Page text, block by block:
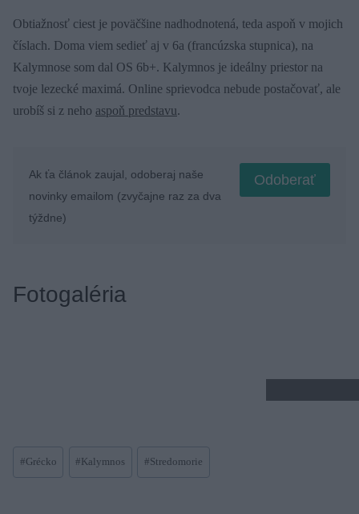
Obtiažnosť ciest je poväčšine nadhodnotená, teda aspoň v mojich
číslach. Doma viem sedieť aj v 6a (francúzska stupnica), na
Kalymnose som dal OS 6b+. Kalymnos je ideálny priestor na
tvoje lezecké maximá. Online sprievodca nebude postačovať, ale
urobíš si z neho aspoň predstavu.
Odoberať
Ak ťa článok zaujal, odoberaj naše
novinky emailom (zvyčajne raz za dva
týždne)
Fotogaléria
#Grécko # Kalymnos #Stredomorie